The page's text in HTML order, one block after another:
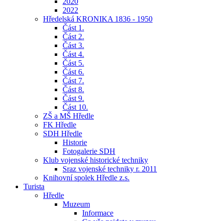
2022
Hředelská KRONIKA 1836 - 1950
Část 1.
Část 2.
Část 3.
Část 4.
Část 5.
Část 6.
Část 7.
Část 8.
Část 9.
Část 10.
ZŠ a MŠ Hředle
FK Hředle
SDH Hředle
Historie
Fotogalerie SDH
Klub vojenské historické techniky
Sraz vojenské techniky r. 2011
Knihovní spolek Hředle z.s.
Turista
Hředle
Muzeum
Informace